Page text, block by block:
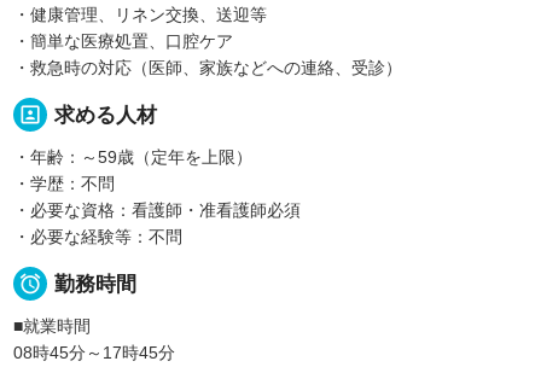
・健康管理、リネン交換、送迎等
・簡単な医療処置、口腔ケア
・救急時の対応（医師、家族などへの連絡、受診）
portrait 求める人材
・年齢：～59歳（定年を上限）
・学歴：不問
・必要な資格：看護師・准看護師必須
・必要な経験等：不問
 勤務時間
■就業時間
08時45分～17時45分